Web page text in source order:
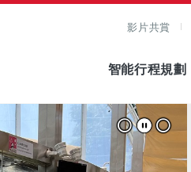
影片共賞
智能行程規劃